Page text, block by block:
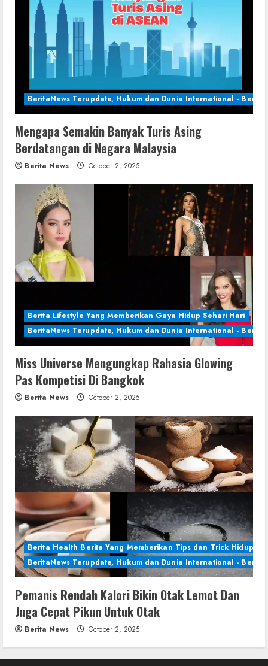
BeritaNews Terupdate, Hukum dan Dunia International - Berita
Mengapa Semakin Banyak Turis Asing
Berdatangan di Negara Malaysia
Berita News October 2, 2025
Berita Lifestyle Yang Memberikan Gaya Hidup Sehari Hari
BeritaNews Terupdate, Hukum dan Dunia International - Berita
Miss Universe Mengungkap Rahasia Glowing
Pas Kompetisi Di Bangkok
Berita News October 2, 2025
Berita Health Berita Yang Memberikan Tips dan Trick Hidup
BeritaNews Terupdate, Hukum dan Dunia International - Berita
Pemanis Rendah Kalori Bikin Otak Lemot Dan
Juga Cepat Pikun Untuk Otak
Berita News October 2, 2025